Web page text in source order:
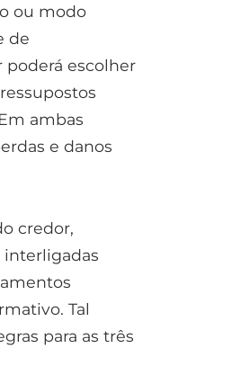
ou modo
de
poderá escolher
ambas
e danos
credor,
Tal
para as três